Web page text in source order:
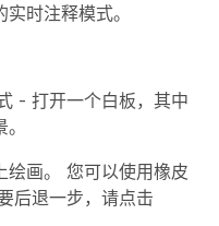
实时注释模式。
- 打开一个白板，其中
绘画。 您可以使用橡皮
后退一步，请点击